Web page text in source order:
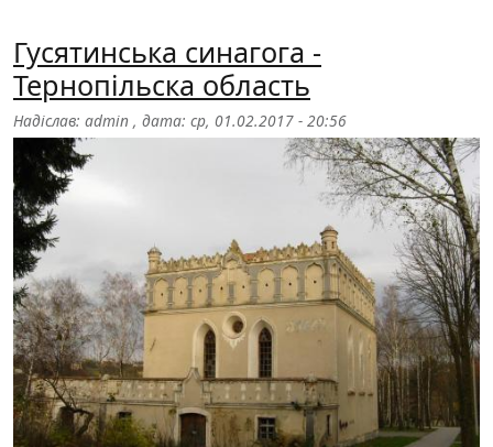
Гусятинська синагога -
Тернопільска область
Надіслав: admin , дата: ср, 01.02.2017 - 20:56